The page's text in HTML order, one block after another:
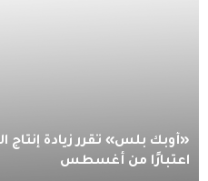
اعتبارًا من أغسطس